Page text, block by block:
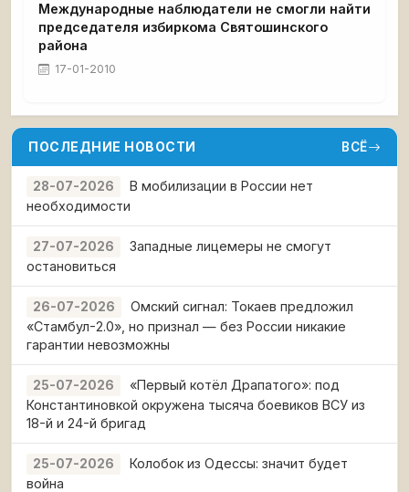
Международные наблюдатели не смогли найти
председателя избиркома Святошинского
района
17-01-2010
ПОСЛЕДНИЕ НОВОСТИ ВСЁ
28-07-2026
В мобилизации в России нет
необходимости
27-07-2026
Западные лицемеры не смогут
остановиться
26-07-2026
Омский сигнал: Токаев предложил
«Стамбул-2.0», но признал — без России никакие
гарантии невозможны
25-07-2026
«Первый котёл Драпатого»: под
Константиновкой окружена тысяча боевиков ВСУ из
18-й и 24-й бригад
25-07-2026
Колобок из Одессы: значит будет
война